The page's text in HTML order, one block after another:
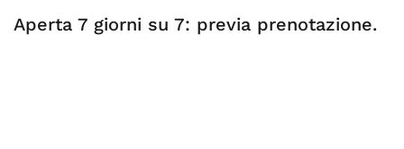
Aperta 7 giorni su 7: previa prenotazione.